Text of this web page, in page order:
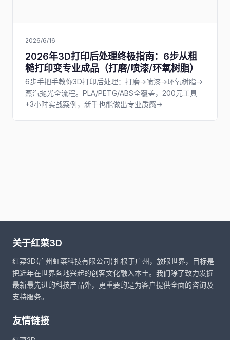
2026/6/16
2026年3D打印后处理终极指南：6步从粗
糙打印变专业成品（打磨/喷漆/环氧树脂）
6步手把手教你3D打印后处理：打磨→喷漆→环氧树脂→
蒸汽抛光全流程。PLA/PETG/ABS全覆盖，200元工具
+3小时实战案例，新手也能做出专业质感→
关于红菜3D
红菜3D(广州虹菜科技有限公司)扎根于广州，放眼世界，目标是
把近年在世界各地兴起的创客文化融入本土。我们除了致力发掘
最新最先进的科技产品外，更重要的是为客户提供全面的咨询及
支持服务。
友情链接